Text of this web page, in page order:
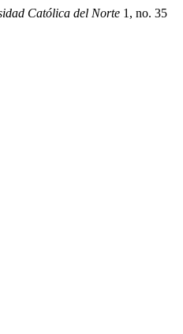
Católica del Norte 1, no. 35